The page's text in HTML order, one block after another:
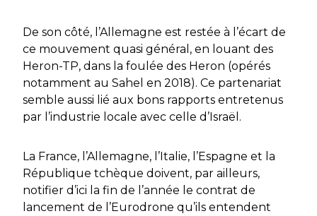
De son côté, l’Allemagne est restée à l’écart de
ce mouvement quasi général, en louant des
Heron-TP, dans la foulée des Heron (opérés
notamment au Sahel en 2018). Ce partenariat
semble aussi lié aux bons rapports entretenus
par l’industrie locale avec celle d’Israël.
La France, l’Allemagne, l’Italie, l’Espagne et la
République tchèque doivent, par ailleurs,
notifier d’ici la fin de l’année le contrat de
lancement de l’Eurodrone qu’ils entendent